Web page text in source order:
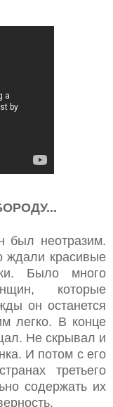
неотразим.
ждали красивые
Было много
которые
он останется
легко. В конце
Не скрывал и
И потом с его
третьего
содержать их